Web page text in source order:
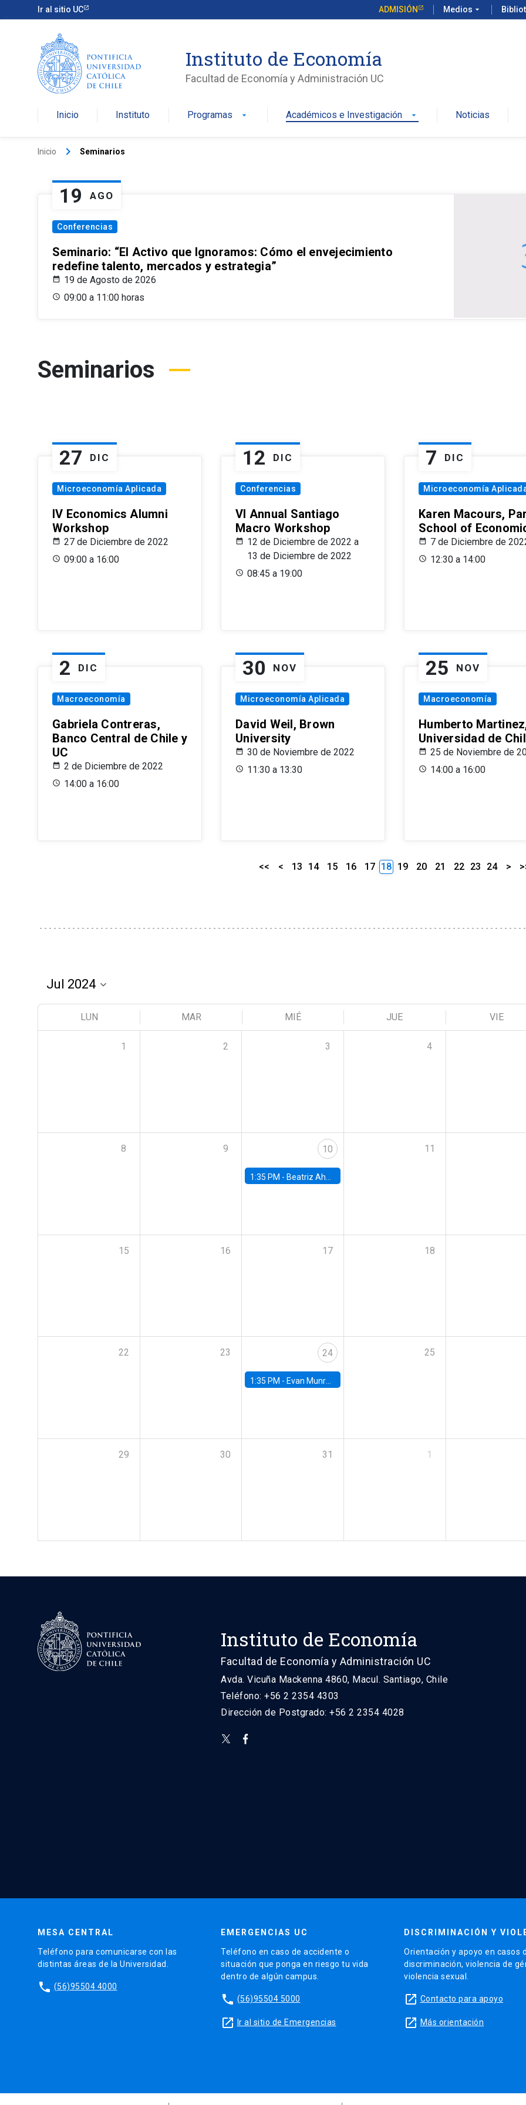
Ir al sitio UC ADMISIÓN Medios arrow_drop_down
Instituto de Economía
Facultad de Economía y Administración UC
Inicio Instituto Programas arrow_drop_down Académicos e Investigación arrow_drop_down Noticias
Inicio keyboard_arrow_right Seminarios
19 AGO
Conferencias
Seminario: “El Activo que Ignoramos: Cómo el envejecimiento
redefine talento, mercados y estrategia”
19 de Agosto de 2026
09:00 a 11:00 horas
Seminarios
27 DIC
Microeconomía Aplicada
IV Economics Alumni
Workshop
27 de Diciembre de 2022
09:00 a 16:00
12 DIC
Conferencias
VI Annual Santiago
Macro Workshop
12 de Diciembre de 2022 a
13 de Diciembre de 2022
08:45 a 19:00
7 DIC
Microeconomía
Karen Macours,
School of
7 de Diciembre de
12:30 a 14:00
2 DIC
Macroeconomía
Gabriela Contreras,
Banco Central de Chile y
UC
2 de Diciembre de 2022
14:00 a 16:00
30 NOV
Microeconomía Aplicada
David Weil, Brown
University
30 de Noviembre de 2022
11:30 a 13:30
25 NOV
Macroeconomía
Humberto
Universidad de
25 de Noviembre de
14:00 a 16:00
<< < 13 14 15 16 17 18 19 20 21 22 23 24 >
LUN MAR MIÉ JUE VIE
1 2 3 4
8 9 10
1:35 PM - Beatriz Ahumada, PhD candidate, Universidad de Pittsburgh
11
15 16 17 18
22 23 24
1:35 PM - Evan Munro, Neyman Visiting Assistant Professor in the Department of Statistics at UC Berkeley
25
29 30 31 1
Instituto de Economía
Facultad de Economía y Administración UC
Avda. Vicuña Mackenna 4860, Macul. Santiago, Chile
Teléfono: +56 2 2354 4303
Dirección de Postgrado: +56 2 2354 4028
MESA CENTRAL
Teléfono para comunicarse con las
distintas áreas de la Universidad.
phone (56)95504 4000
EMERGENCIAS UC
Teléfono en caso de accidente o
situación que ponga en riesgo tu vida
dentro de algún campus.
phone (56)95504 5000
launch Ir al sitio de Emergencias
DISCRIMINACIÓN Y
Orientación y apoyo en casos
discriminación, violencia de
violencia sexual.
launch Contacto para apoyo
launch Más orientación